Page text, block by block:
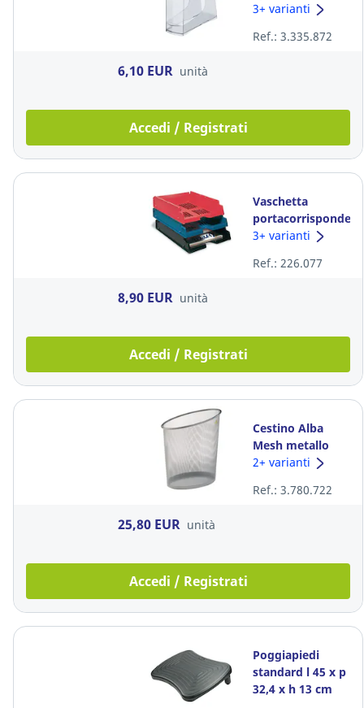
polistirene dorso
trasparente
3+ varianti
Ref.: 3.335.872
6,10 EUR unità
Accedi / Registrati
Vaschetta
Esselte Transit
3+ varianti
Ref.: 226.077
8,90 EUR unità
Accedi / Registrati
Cestino Alba
Mesh metallo
perforato 20 L
2+ varianti
Ref.: 3.780.722
25,80 EUR unità
Accedi / Registrati
Poggiapiedi
standard l 45 x p
32,4 x h 13 cm